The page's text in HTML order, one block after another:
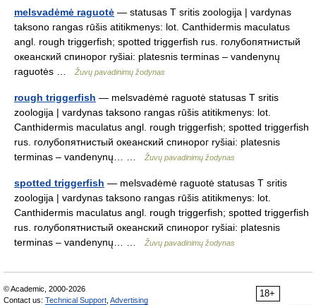
melsvadėmė raguotė — statusas T sritis zoologija | vardynas
taksono rangas rūšis atitikmenys: lot. Canthidermis maculatus
angl. rough triggerfish; spotted triggerfish rus. голубопятнистый
океанский спинорог ryšiai: platesnis terminas – vandenynų
raguotės …
Žuvų pavadinimų žodynas
rough triggerfish — melsvadėmė raguotė statusas T sritis
zoologija | vardynas taksono rangas rūšis atitikmenys: lot.
Canthidermis maculatus angl. rough triggerfish; spotted triggerfish
rus. голубопятнистый океанский спинорог ryšiai: platesnis
terminas – vandenynų… …
Žuvų pavadinimų žodynas
spotted triggerfish — melsvadėmė raguotė statusas T sritis
zoologija | vardynas taksono rangas rūšis atitikmenys: lot.
Canthidermis maculatus angl. rough triggerfish; spotted triggerfish
rus. голубопятнистый океанский спинорог ryšiai: platesnis
terminas – vandenynų… …
Žuvų pavadinimų žodynas
18+
© Academic, 2000-2026
Contact us: Technical Support Advertising